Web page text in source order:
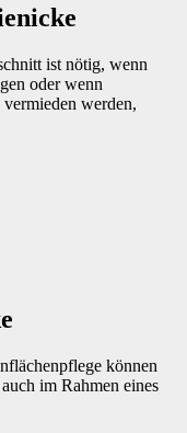
ist nötig, wenn
oder wenn
werden,
können
im Rahmen eines